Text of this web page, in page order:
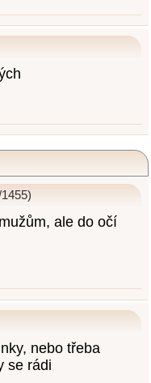
ale do očí
nebo třeba
se rádi